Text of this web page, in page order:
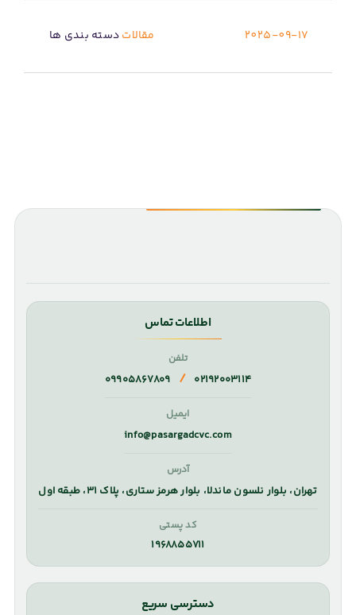
2025-09-17 مقالاتدسته بندی ها
اطلاعات تماس
تلفن
۰۲۱۹۲۰۰۳۱۱۴ / ۰۹۹۰۵۸۶۷۸۰۹
ایمیل
info@pasargadcvc.com
آدرس
تهران، بلوار نلسون ماندلا، بلوار هرمز ستاری، پلاک ۳۱، طبقه اول
کد پستی
۱۹۶۸۸۵۵۷۱۱
دسترسی سریع